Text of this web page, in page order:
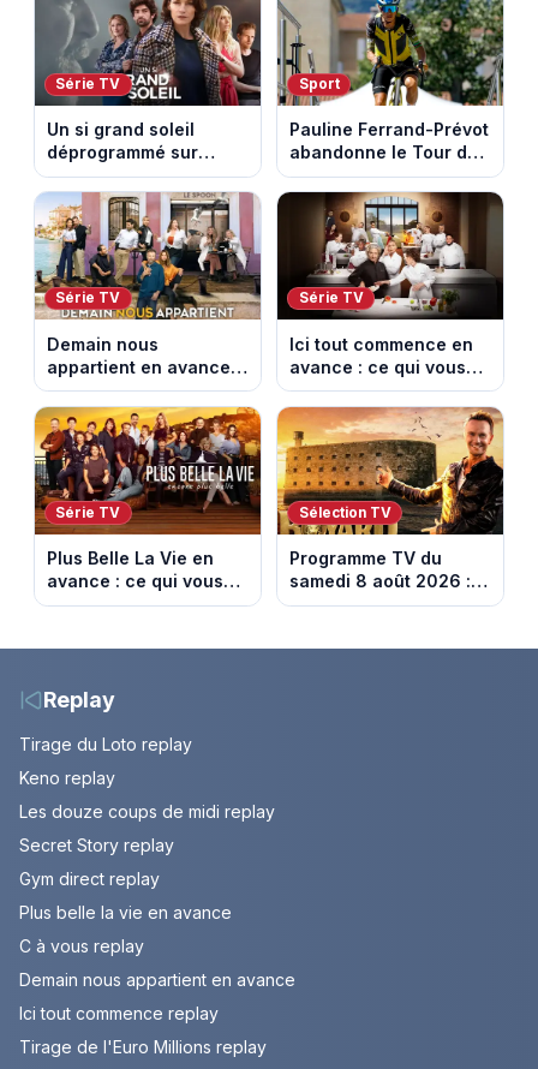
les archéologues
Série TV
Un si grand soleil
déprogrammé sur
France 3 : cinq
épisodes inédits
diffusés le 13 août
Sport
Pauline Ferrand-Prévot
abandonne le Tour de
France Femmes avant
la 8e étape
Série TV
Demain nous
appartient en avance :
ce qui vous attend la
semaine du 10 au 14
août 2026 (spoiler)
Série TV
Ici tout commence en
avance : ce qui vous
attend la semaine du
10 au 14 août 2026
(spoiler)
Série TV
Plus Belle La Vie en
avance : ce qui vous
attend la semaine du
(spoiler)
Sélection TV
Programme TV du
samedi 8 août 2026 :
notre sélection pour
Replay
Tirage du Loto replay
Keno replay
Les douze coups de midi replay
Secret Story replay
Gym direct replay
Plus belle la vie en avance
C à vous replay
Demain nous appartient en avance
Ici tout commence replay
Tirage de l'Euro Millions replay